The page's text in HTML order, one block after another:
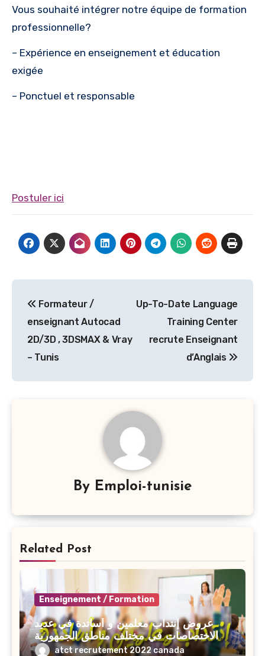
Vous souhaité intégrer notre équipe de formation
professionnelle?
– Expérience en enseignement et éducation
exigée
– Ponctuel et responsable
Postuler ici
de
l’article
Formateur /
enseignant Autocad
2D/3D , 3DSMAX & Vray
– Tunis
Up-To-Date Language
Training Center
recrute Enseignant
d’Anglais
By Emploi-tunisie
Related Post
Enseignement / Formation
عروض إنتداب معلمين و أساتدة في عديد
الاختصاصات في مختلف مناطق الجمهورية
2025-2026
atct recrutement 2022 canada